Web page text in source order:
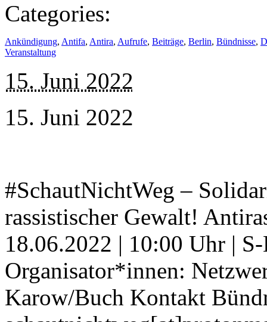
Categories:
Ankündigung, Antifa, Antira, Aufrufe, Beiträge, Berlin, Bündnisse,
Veranstaltung
15. Juni 2022
15. Juni 2022
#SchautNichtWeg –
rassistischer Gewalt!
18.06.2022 | 10:00 Uhr |
Organisator*innen:
Karow/Buch Kontakt